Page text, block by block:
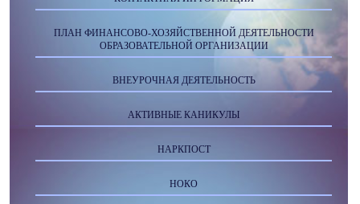
ПЛАН ФИНАНСОВО-ХОЗЯЙСТВЕННОЙ ДЕЯТЕЛЬНОСТИ
ОБРАЗОВАТЕЛЬНОЙ ОРГАНИЗАЦИИ
ВНЕУРОЧНАЯ ДЕЯТЕЛЬНОСТЬ
АКТИВНЫЕ КАНИКУЛЫ
НАРКПОСТ
НОКО